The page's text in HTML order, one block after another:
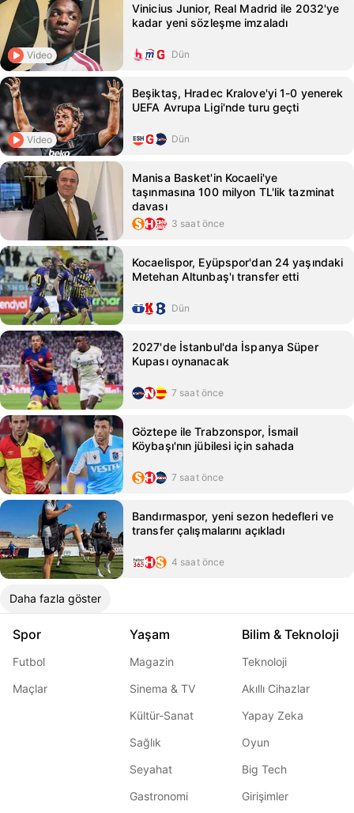
Video
Vinicius Junior, Real Madrid ile 2032'ye
kadar yeni sözleşme imzaladı
Dün
Video
Beşiktaş, Hradec Kralove'yi 1-0 yenerek
UEFA Avrupa Ligi'nde turu geçti
Dün
Manisa Basket'in Kocaeli'ye
taşınmasına 100 milyon TL'lik tazminat
davası
3 saat önce
Kocaelispor, Eyüpspor'dan 24 yaşındaki
Metehan Altunbaş'ı transfer etti
Dün
2027'de İstanbul'da İspanya Süper
Kupası oynanacak
7 saat önce
Göztepe ile Trabzonspor, İsmail
Köybaşı'nın jübilesi için sahada
7 saat önce
Bandırmaspor, yeni sezon hedefleri ve
transfer çalışmalarını açıkladı
4 saat önce
Daha fazla göster
Spor
Futbol
Maçlar
Yaşam
Magazin
Sinema & TV
Kültür-Sanat
Sağlık
Seyahat
Gastronomi
Bilim & Teknoloji
Teknoloji
Akıllı Cihazlar
Yapay Zeka
Oyun
Big Tech
Girişimler